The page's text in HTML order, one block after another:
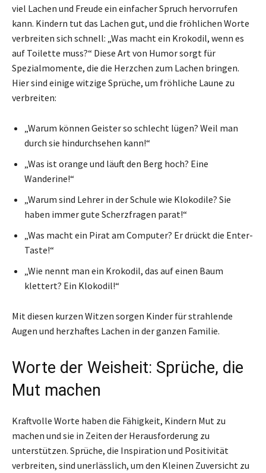
viel Lachen und Freude ein einfacher Spruch hervorrufen
kann. Kindern tut das Lachen gut, und die fröhlichen Worte
verbreiten sich schnell: „Was macht ein Krokodil, wenn es
auf Toilette muss?“ Diese Art von Humor sorgt für
Spezialmomente, die die Herzchen zum Lachen bringen.
Hier sind einige witzige Sprüche, um fröhliche Laune zu
verbreiten:
„Warum können Geister so schlecht lügen? Weil man
durch sie hindurchsehen kann!“
„Was ist orange und läuft den Berg hoch? Eine
Wanderine!“
„Warum sind Lehrer in der Schule wie Klokodile? Sie
haben immer gute Scherzfragen parat!“
„Was macht ein Pirat am Computer? Er drückt die Enter-
Taste!“
„Wie nennt man ein Krokodil, das auf einen Baum
klettert? Ein Klokodil!“
Mit diesen kurzen Witzen sorgen Kinder für strahlende
Augen und herzhaftes Lachen in der ganzen Familie.
Worte der Weisheit: Sprüche, die
Mut machen
Kraftvolle Worte haben die Fähigkeit, Kindern Mut zu
machen und sie in Zeiten der Herausforderung zu
unterstützen. Sprüche, die Inspiration und Positivität
verbreiten, sind unerlässlich, um den Kleinen Zuversicht zu